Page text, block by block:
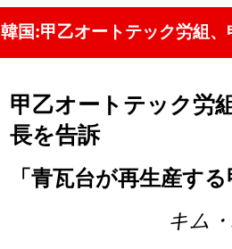
韓国:甲乙オートテック労組
甲乙オートテック労
長を告訴
「青瓦台が再生産す
キム